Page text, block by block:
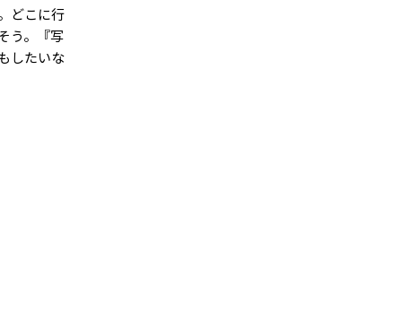
どこに行
う。『写
したいな